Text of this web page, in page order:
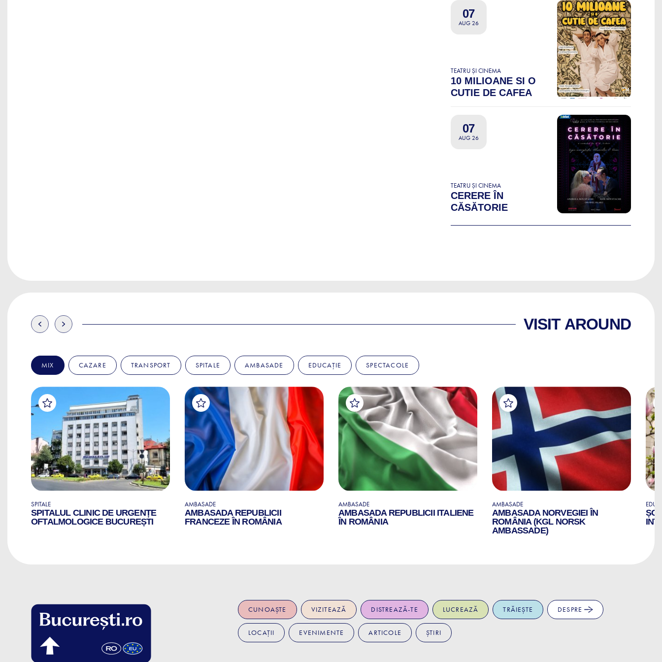
07
AUG 26
TEATRU ȘI CINEMA
10 MILIOANE SI O
CUTIE DE CAFEA
07
AUG 26
TEATRU ȘI CINEMA
CERERE ÎN
CĂSĂTORIE
VISIT AROUND
MIX CAZARE TRANSPORT SPITALE AMBASADE EDUCAȚIE SPECTACOLE
SPITALE
SPITALUL CLINIC DE URGENȚE
OFTALMOLOGICE BUCUREȘTI
AMBASADE
AMBASADA REPUBLICII
FRANCEZE ÎN ROMÂNIA
AMBASADE
AMBASADA REPUBLICII ITALIENE
ÎN ROMÂNIA
AMBASADE
AMBASADA NORVEGIEI ÎN
ROMÂNIA (KGL NORSK
AMBASSADE)
CUNOAȘTE VIZITEAZĂ DISTREAZĂ-TE LUCREAZĂ TRĂIEȘTE DESPRE
LOCAȚII EVENIMENTE ARTICOLE ȘTIRI